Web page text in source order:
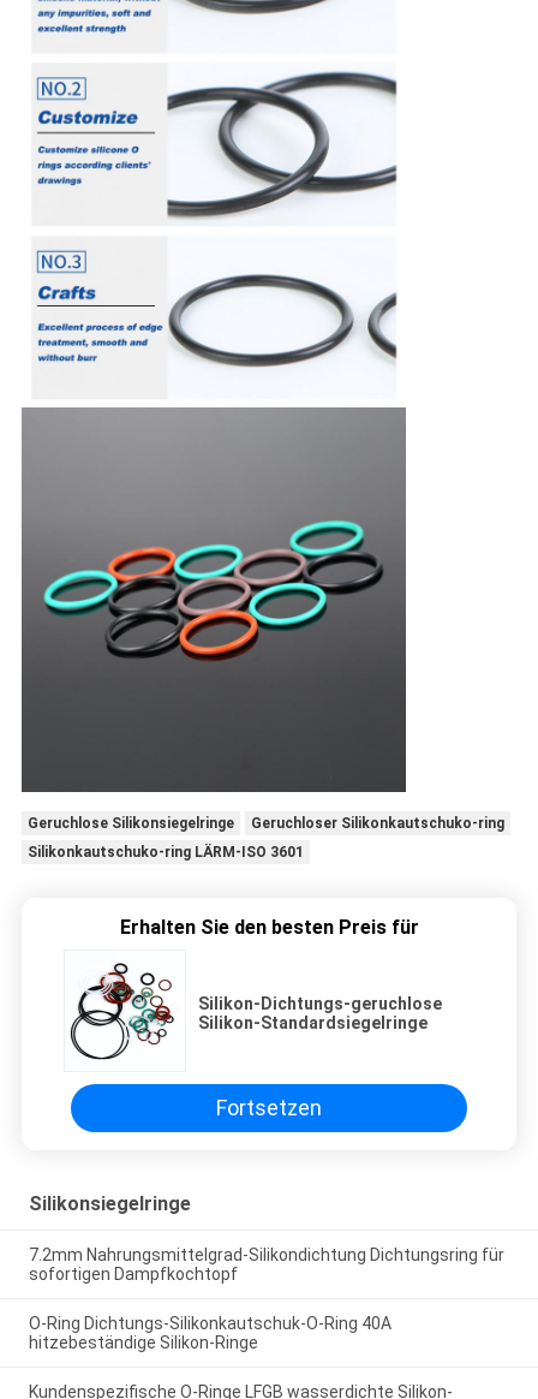
Geruchlose Silikonsiegelringe
Geruchloser Silikonkautschuko-ring
Silikonkautschuko-ring LÄRM-ISO 3601
Erhalten Sie den besten Preis für
Silikon-Dichtungs-geruchlose
Silikon-Standardsiegelringe
Fortsetzen
Silikonsiegelringe
7.2mm Nahrungsmittelgrad-Silikondichtung Dichtungsring für
sofortigen Dampfkochtopf
O-Ring Dichtungs-Silikonkautschuk-O-Ring 40A
hitzebeständige Silikon-Ringe
Kundenspezifische O-Ringe LFGB wasserdichte Silikon-